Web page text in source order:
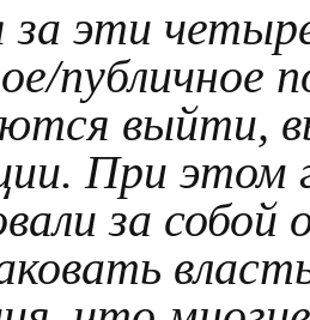
за эти
публичное
выйти,
При
за